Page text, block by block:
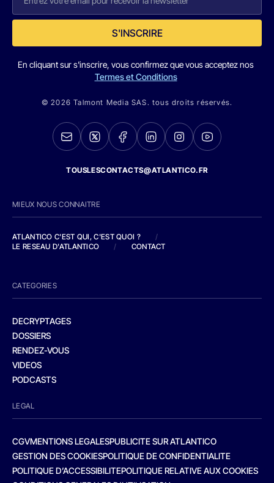
S'INSCRIRE
En cliquant sur s'inscrire, vous confirmez que vous acceptez nos
Termes et Conditions
© 2026 Talmont Media SAS. tous droits réservés.
TOUSLESCONTACTS@ATLANTICO.FR
MIEUX NOUS CONNAITRE
ATLANTICO C'EST QUI, C'EST QUOI ?
/
LE RESEAU D'ATLANTICO
/ CONTACT
CATEGORIES
DECRYPTAGES
DOSSIERS
RENDEZ-VOUS
VIDEOS
PODCASTS
LEGAL
CGVMENTIONS LEGALESPUBLICITE SUR ATLANTICO
GESTION DES COOKIESPOLITIQUE DE CONFIDENTIALITE
POLITIQUE D’ACCESSIBILITEPOLITIQUE RELATIVE AUX COOKIES